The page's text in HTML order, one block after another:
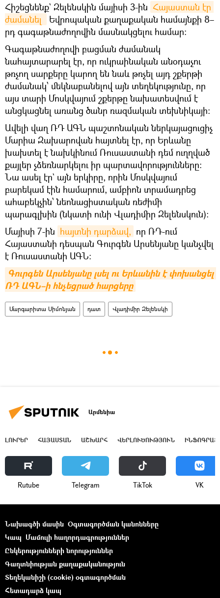
Հիշեցնենք` Զելենսկին մայիսի 3-ին Հայաստան էր
ժամանել
Եվրոպական քաղաքական համայնքի 8–
րդ գագաթնաժողովին մասնակցելու համար։
Գագաթնաժողովի բացման ժամանակ
նահայտարարել էր, որ ուկրաինական անօդաչու
թռչող սարքերը կարող են նաև թռչել այդ շքերթի
ժամանակ՝ մեկնաբանելով այն տեղեկությունը, որ
այս տարի Մոսկվայում շքերթը նախատեսվում է
անցկացնել առանց ծանր ռազմական տեխնիկայի:
Ավելի վաղ ՌԴ ԱԳՆ պաշտոնական ներկայացուցիչ
Մարիա Զախարովան հայտնել էր, որ Երևանը
խախտել է նախկինում Ռուսաստանի դեմ ուղղված
քայլեր չձեռնարկելու իր պարտավորությունները։
Նա ասել էր` այն երկիրը, որին Մոսկվայում
բարեկամ էին համարում, ամբիոն տրամադրեց
ահաբեկչին՝ նեոնացիստական ռեժիմի
պարագլխին (նկատի ունի Վլադիմիր Զելենսկուն)։
Մայիսի 7-ին հայտնի դարձավ, որ ՌԴ-ում
Հայաստանի դեսպան Գուրգեն Արսենյանը կանչվել
է Ռուսաստանի ԱԳՆ։
Գուրգեն Արսենյանը լսել ու Երևանին է փոխանցել
ՌԴ ԱԳՆ–ի հնչեցրած հարցերը
Մարգարիտա Սիմոնյան դատ Վլադիմիր Զելենսկի
Արմենիա
ԼՈՒՐԵՐ ՀԱՅԱՍՏԱՆ ԱՇԽԱՐՀ ՎԵՐԼՈՒԾՈՒԹՅՈՒՆ
Rutube Telegram ТikТоk VK
Նախագծի մասին Օգտագործման կանոնները
Կապ Մամուլի հաղորդագրություններ
Ընկերությունների նորություններ
Գաղտնիության քաղաքականություն
Տեղեկանիշի (cookie) օգտագործման
Հետադարձ կապ